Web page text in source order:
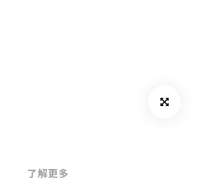
了解更多